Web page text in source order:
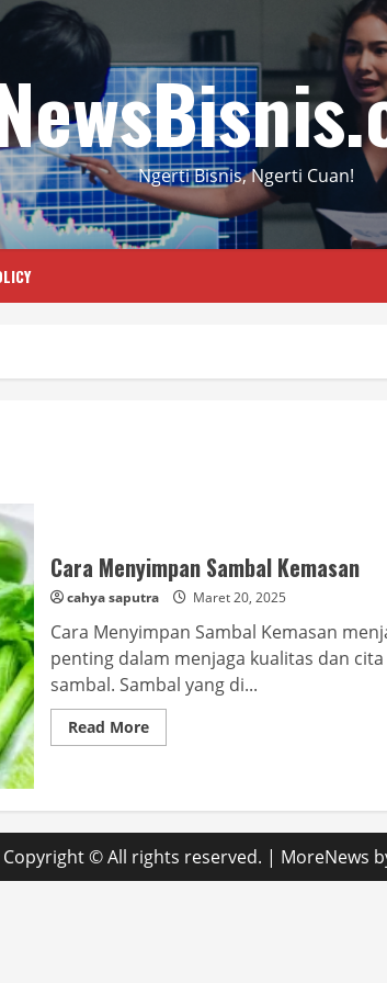
Ngerti Bisnis, Ngerti Cuan!
Cara Menyimpan Sambal Kemasan
cahya saputra Maret 20, 2025
Cara Menyimpan Sambal Kemasan
penting dalam menjaga kualitas dan cita
sambal. Sambal yang di...
Read MoreRead
more
Kemasan
Copyright © All rights reserved. | MoreNews